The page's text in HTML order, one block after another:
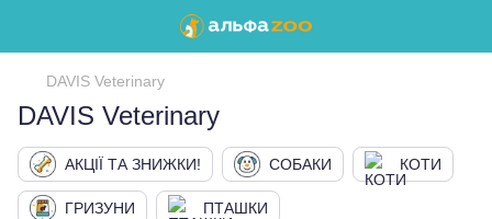
DAVIS Veterinary
DAVIS Veterinary
АКЦІЇ ТА ЗНИЖКИ! СОБАКИ КОТИ
ГРИЗУНИ ПТАШКИ